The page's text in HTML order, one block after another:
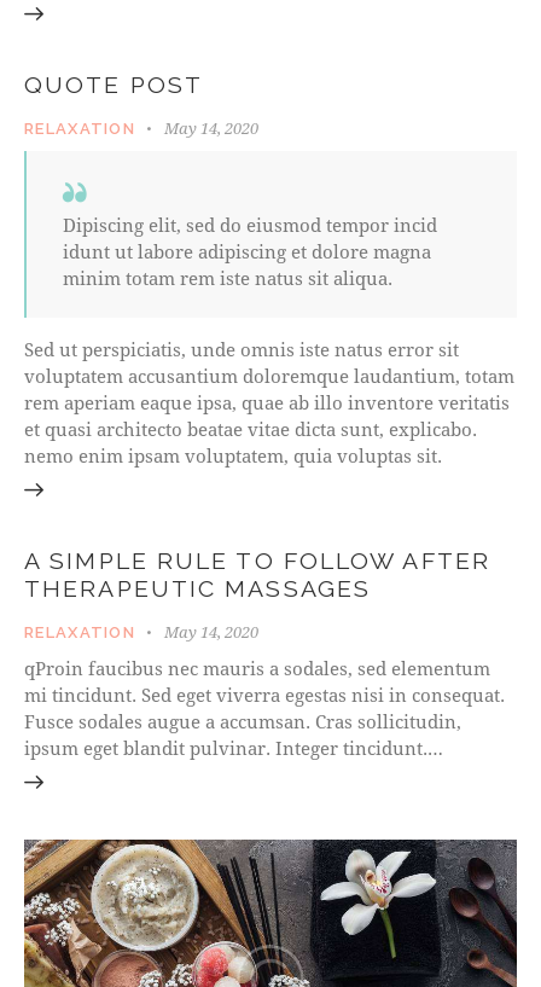
QUOTE POST
RELAXATION May 14, 2020
Dipiscing elit, sed do eiusmod tempor incid
idunt ut labore adipiscing et dolore magna
minim totam rem iste natus sit aliqua.
Sed ut perspiciatis, unde omnis iste natus error sit
voluptatem accusantium doloremque laudantium, totam
rem aperiam eaque ipsa, quae ab illo inventore veritatis
et quasi architecto beatae vitae dicta sunt, explicabo.
nemo enim ipsam voluptatem, quia voluptas sit.
A SIMPLE RULE TO FOLLOW AFTER
THERAPEUTIC MASSAGES
RELAXATION May 14, 2020
qProin faucibus nec mauris a sodales, sed elementum
mi tincidunt. Sed eget viverra egestas nisi in consequat.
Fusce sodales augue a accumsan. Cras sollicitudin,
ipsum eget blandit pulvinar. Integer tincidunt.…